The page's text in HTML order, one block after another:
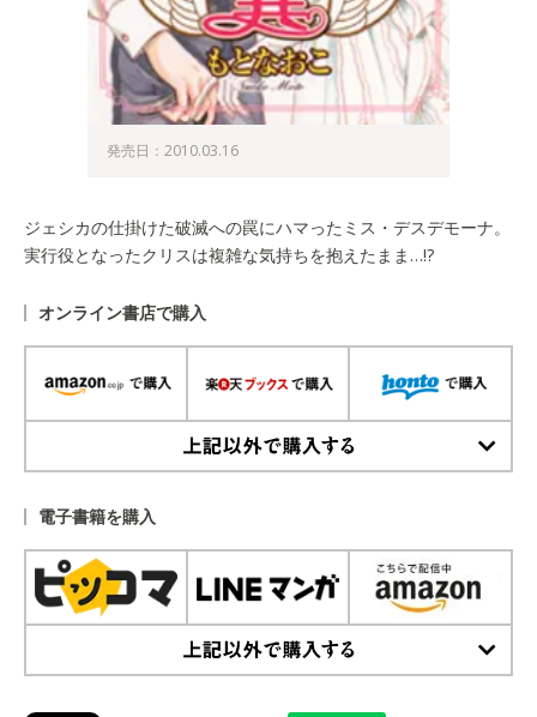
発売日：2010.03.16
ジェシカの仕掛けた破滅への罠にハマったミス・デスデモーナ。
実行役となったクリスは複雑な気持ちを抱えたまま…!?
オンライン書店で購入
電子書籍を購入